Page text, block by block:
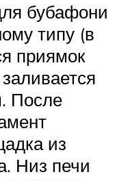
бубафони
типу (в
приямок
После
из
Низ печи